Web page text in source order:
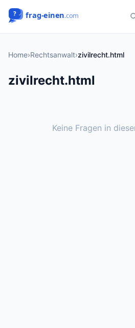
Home›Rechtsanwalt›zivilrecht.html
zivilrecht.html
Keine Fragen in